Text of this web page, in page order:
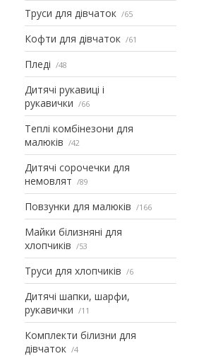
Труси для дівчаток 65
Кофти для дівчаток 61
Пледі 48
Дитячі рукавиці і
рукавички
66
Теплі комбінезони для
малюків
42
Дитячі сорочечки для
немовлят
89
Повзунки для малюків 166
Майки білизняні для
хлопчиків
53
Труси для хлопчиків 6
Дитячі шапки, шарфи,
рукавички
11
Комплекти білизни для
дівчаток
4